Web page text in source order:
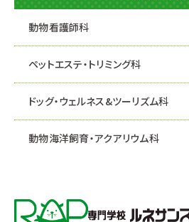
動物看護師科
ペットエステ・トリミング科
ドッグ・ウェルネス&ツーリズム科
動物海洋飼育・アクアリウム科